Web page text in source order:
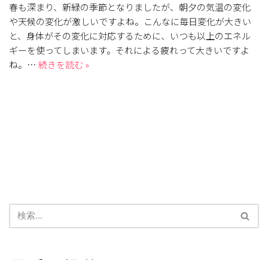
春も深まり、新緑の季節となりましたが、朝夕の気温の変化
や天候の変化が激しいですよね。こんなに毎日変化が大きい
と、身体がその変化に対応するために、いつも以上のエネル
ギーを使ってしまいます。それによる疲れって大きいですよ
ね。… 続きを読む »